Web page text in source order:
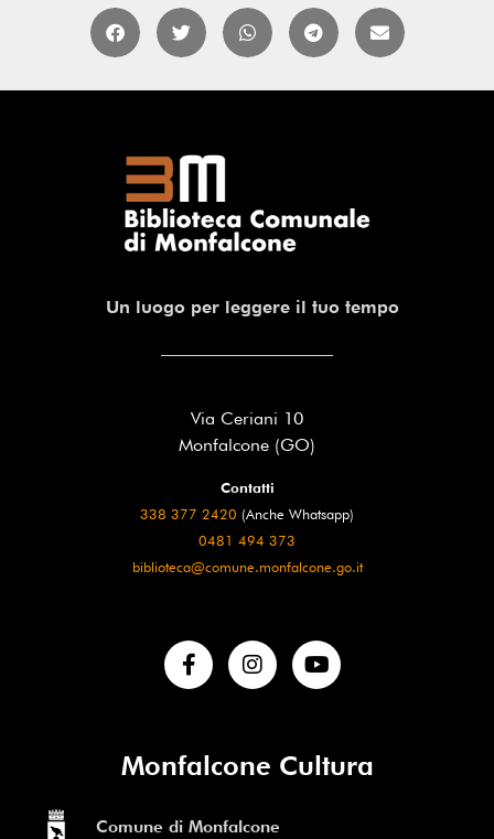
Un luogo per leggere il tuo tempo
Via Ceriani 10
Monfalcone (GO)
Contatti
338 377 2420 (Anche Whatsapp)
0481 494 373
biblioteca@comune.monfalcone.go.it
Monfalcone Cultura
Comune di Monfalcone